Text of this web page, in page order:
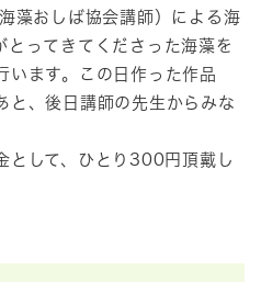
藻おしば協会講師）による海
とってきてくださった海藻を
います。この日作った作品
と、後日講師の先生からみな
して、ひとり300円頂戴し